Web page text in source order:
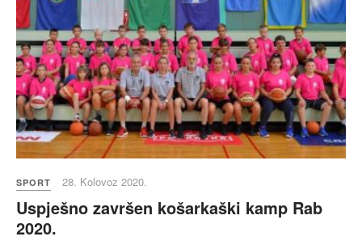
SPORT 28. Kolovoz 2020.
Uspješno završen košarkaški kamp Rab
2020.